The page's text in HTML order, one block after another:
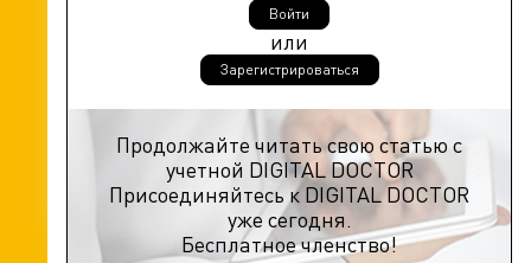
Войти
или
Зарегистрироваться
Продолжайте читать свою статью с
учетной DIGITAL DOCTOR
Присоединяйтесь к DIGITAL DOCTOR
уже сегодня.
Бесплатное членство!